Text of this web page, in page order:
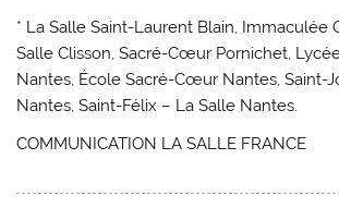
* La Salle Saint-Laurent Blain, Immaculée
Salle Clisson, Sacré-Cœur Pornichet,
Nantes, École Sacré-Cœur Nantes, Saint-
Nantes, Saint-Félix – La Salle Nantes.
COMMUNICATION LA SALLE FRANCE